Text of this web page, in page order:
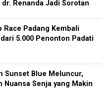
Renanda Jadi Sorotan
Race Padang Kembali
5.000 Penonton Padati
Sunset Blue Meluncur,
Senja yang Makin